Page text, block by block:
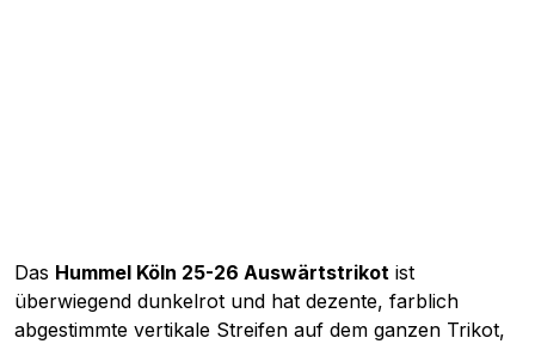
Das Hummel Köln 25-26 Auswärtstrikot ist
überwiegend dunkelrot und hat dezente, farblich
abgestimmte vertikale Streifen auf dem ganzen Trikot,